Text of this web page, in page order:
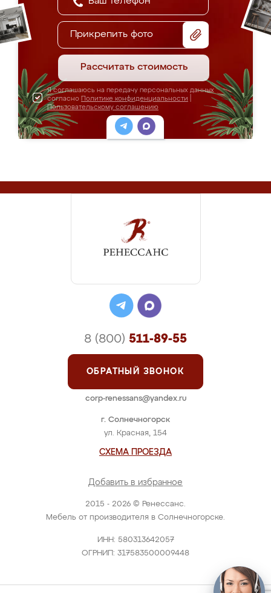
Прикрепить фото
Рассчитать стоимость
Я соглашаюсь на передачу персональных данных
согласно Политике конфиденциальности
Пользовательскому соглашению
2015 - 2026 © Ренессанс.
Мебель от производителя в Солнечногорске.
ИНН: 580313642057
ОГРНИП: 317583500009448
г. Солнечногорск
ул. Красная, 154
СХЕМА ПРОЕЗДА
Добавить в избранное
8 (800) 511-89-55
ОБРАТНЫЙ ЗВОНОК
corp-renessans@yandex.ru